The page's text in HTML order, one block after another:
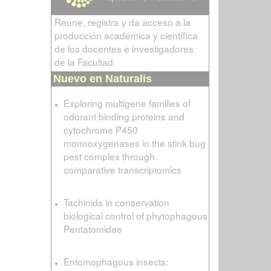
Reúne, registra y da acceso a la
producción académica y científica
de los docentes e investigadores
de la Facultad
Nuevo en Naturalis
Exploring multigene families of
odorant binding proteins and
cytochrome P450
monooxygenases in the stink bug
pest complex through
comparative transcriptomics
Tachinids in conservation
biological control of phytophagous
Pentatomidae
Entomophagous insects: